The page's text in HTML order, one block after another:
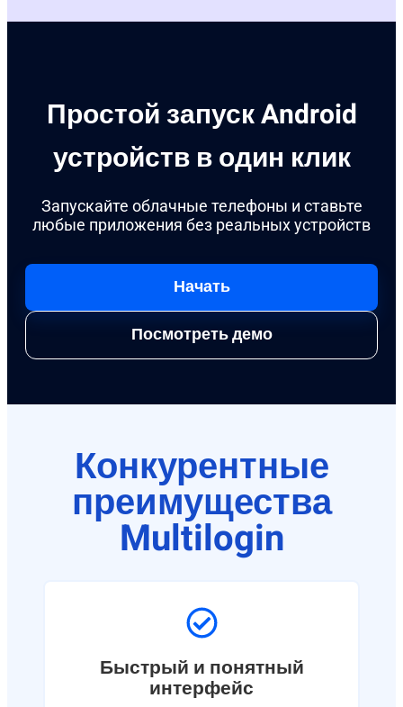
Простой запуск Android
устройств в один клик
Запускайте облачные телефоны и ставьте
любые приложения без реальных устройств
Начать
Посмотреть демо
Конкурентные
преимущества
Multilogin​
Быстрый и понятный
интерфейс